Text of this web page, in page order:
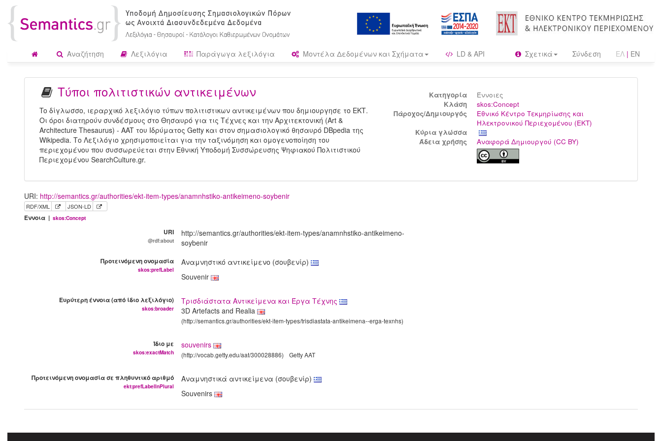
Αναζήτηση Λεξιλόγια Παράγωγα λεξιλόγια Μοντέλα Δεδομένων και Σχήματα LD & API Σχετικά Σύνδεση ΕΛ | EN
Τύποι πολιτιστικών αντικειμένων
To δίγλωσσο, ιεραρχικό λεξιλόγιο τύπων πολιτιστικων αντικειμένων που δημιουργησε το ΕΚΤ.
Οι όροι διατηρούν συνδέσμους στο Θησαυρό για τις Τέχνες και την Αρχιτεκτονική (Art &
Architecture Thesaurus) - AAT του Ιδρύματος Getty και στον σημασιολογικό θησαυρό DBpedia της
Wikipedia. Το Λεξιλόγιο χρησιμοποιείται για την ταξινόμηση και ομογενοποίηση του
περιεχομένου που συσσωρεύεται στην Εθνική Υποδομή Συσσώρευσης Ψηφιακού Πολιτιστικού
Περιεχομένου SearchCulture.gr.
Κατηγορία
Έννοιες
Kλάση
skos:Concept
Πάροχος/Δημιουργός
Εθνικό Κέντρο Τεκμηρίωσης και
Ηλεκτρονικού Περιεχομένου (ΕΚΤ)
Κύρια γλώσσα
Άδεια χρήσης
Αναφορά Δημιουργού (CC BY)
URI: http://semantics.gr/authorities/ekt-item-types/anamnhstiko-antikeimeno-soybenir
RDF/XML JSON-LD
Έννοια | skos:Concept
URI
@rdf:about
http://semantics.gr/authorities/ekt-item-types/anamnhstiko-antikeimeno-
soybenir
Προτεινόμενη ονομασία
skos:prefLabel
Αναμνηστικό αντικείμενο (σουβενίρ)
Souvenir
Ευρύτερη έννοια (από ίδιο λεξιλόγιο)
skos:broader
Τρισδιάστατα Αντικείμενα και Έργα Τέχνης
3D Αrtefacts and Realia
(http://semantics.gr/authorities/ekt-item-types/trisdiastata-antikeimena--erga-texnhs)
Ίδιο με
skos:exactMatch
souvenirs
(http://vocab.getty.edu/aat/300028886) Getty AAT
Προτεινόμενη ονομασία σε πληθυντικό αριθμό
ekt:prefLabelInPlural
Αναμνηστικά αντικείμενα (σουβενίρ)
Souvenirs